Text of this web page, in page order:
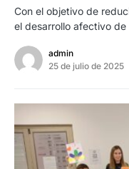
Con el objetivo de
el desarrollo afectivo
admin
25 de julio de 2025